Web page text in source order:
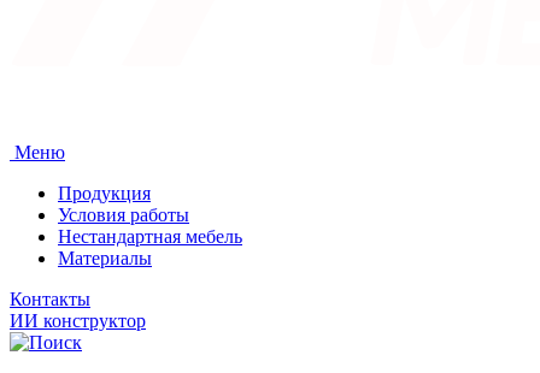
Меню
Продукция
Условия работы
Нестандартная мебель
Материалы
Контакты
ИИ конструктор